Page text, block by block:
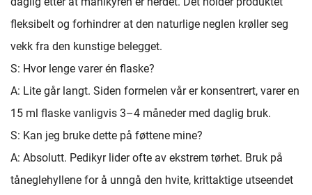
fleksibelt og forhindrer at den naturlige neglen krøller seg
vekk fra den kunstige belegget.
S: Hvor lenge varer én flaske?
A: Lite går langt. Siden formelen vår er konsentrert, varer en
15 ml flaske vanligvis 3–4 måneder med daglig bruk.
S: Kan jeg bruke dette på føttene mine?
A: Absolutt. Pedikyr lider ofte av ekstrem tørhet. Bruk på
tåneglehyllene for å unngå den hvite, krittaktige utseendet